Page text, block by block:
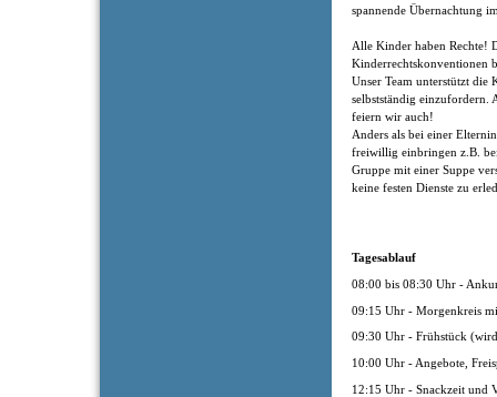
spannende Übernachtung
Alle Kinder haben Rechte!
Kinderrechtskonventionen
Unser Team unterstützt die
selbstständig einzufordern.
feiern wir auch!
Anders als bei einer
freiwillig einbringen z.B.
Gruppe mit einer Suppe
keine festen Dienste zu
Tagesablauf
08:00 bis 08:30 Uhr -
09:15 Uhr - Morgenkreis
09:30 Uhr - Frühstück
10:00 Uhr - Angebote,
12:15 Uhr - Snackzeit und